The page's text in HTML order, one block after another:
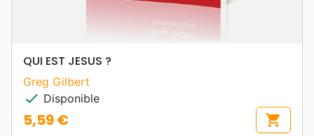
QUI EST JESUS ?
Greg Gilbert
check Disponible
Prix
5,59 € shopping_cart